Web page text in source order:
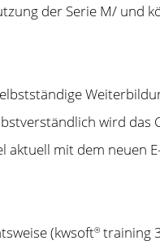
der Serie M/ und
wird das
mit dem neuen
(kwsoft® training